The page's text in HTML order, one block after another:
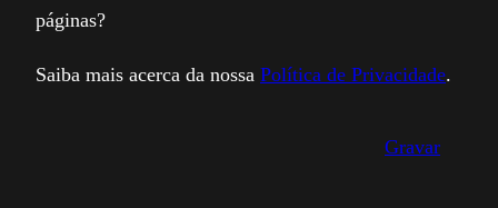
páginas?
Saiba mais acerca da nossa Política de Privacidade.
Gravar